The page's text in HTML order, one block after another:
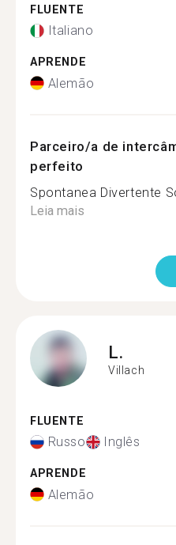
FLUENTE
Italiano
APRENDE
Alemão
Parceiro/a de
perfeito
Spontanea Divertente
Leia mais
L.
Villach
FLUENTE
Russo Inglês
APRENDE
Alemão